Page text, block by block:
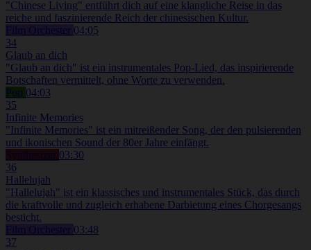
"Chinese Living" entführt dich auf eine klangliche Reise in das
reiche und faszinierende Reich der chinesischen Kultur.
04:05
34
Glaub an dich
"Glaub an dich" ist ein instrumentales Pop-Lied, das inspirierende
Botschaften vermittelt, ohne Worte zu verwenden.
Pop 04:03
35
Infinite Memories
"Infinite Memories" ist ein mitreißender Song, der den pulsierenden
und ikonischen Sound der 80er Jahre einfängt.
Synthesizer 03:30
36
Hallelujah
"Hallelujah" ist ein klassisches und instrumentales Stück, das durch
die kraftvolle und zugleich erhabene Darbietung eines Chorgesangs
besticht.
03:48
37